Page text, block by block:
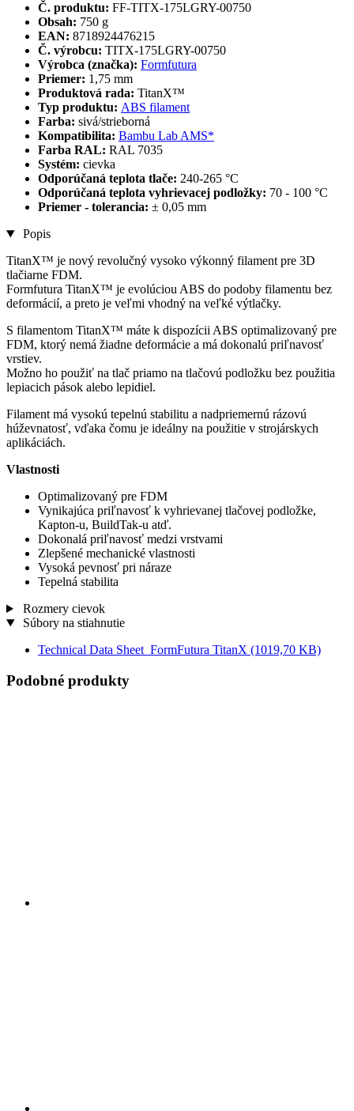
Č. produktu: FF-TITX-175LGRY-00750
Obsah: 750 g
EAN: 8718924476215
Č. výrobcu: TITX-175LGRY-00750
Výrobca (značka): Formfutura
Priemer: 1,75 mm
Produktová rada: TitanX™
Typ produktu: ABS filament
Farba: sivá/strieborná
Kompatibilita: Bambu Lab AMS*
Farba RAL: RAL 7035
Systém: cievka
Odporúčaná teplota tlače: 240-265 °C
Odporúčaná teplota vyhrievacej podložky: 70 - 100 °C
Priemer - tolerancia: ± 0,05 mm
Popis
TitanX™ je nový revolučný vysoko výkonný filament pre 3D
tlačiarne FDM.
Formfutura TitanX™ je evolúciou ABS do podoby filamentu bez
deformácií, a preto je veľmi vhodný na veľké výtlačky.
S filamentom TitanX™ máte k dispozícii ABS optimalizovaný pre
FDM, ktorý nemá žiadne deformácie a má dokonalú priľnavosť
vrstiev.
Možno ho použiť na tlač priamo na tlačovú podložku bez použitia
lepiacich pások alebo lepidiel.
Filament má vysokú tepelnú stabilitu a nadpriemernú rázovú
húževnatosť, vďaka čomu je ideálny na použitie v strojárskych
aplikáciách.
Vlastnosti
Optimalizovaný pre FDM
Vynikajúca priľnavosť k vyhrievanej tlačovej podložke,
Kapton-u, BuildTak-u atď.
Dokonalá priľnavosť medzi vrstvami
Zlepšené mechanické vlastnosti
Vysoká pevnosť pri náraze
Tepelná stabilita
Rozmery cievok
Súbory na stiahnutie
Technical Data Sheet_FormFutura TitanX (1019,70 KB)
Podobné produkty